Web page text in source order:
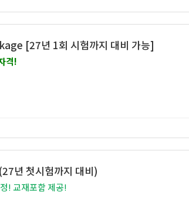
[27년 1회 시험까지 대비 가능]
격!
년 첫시험까지 대비)
! 교재포함 제공!